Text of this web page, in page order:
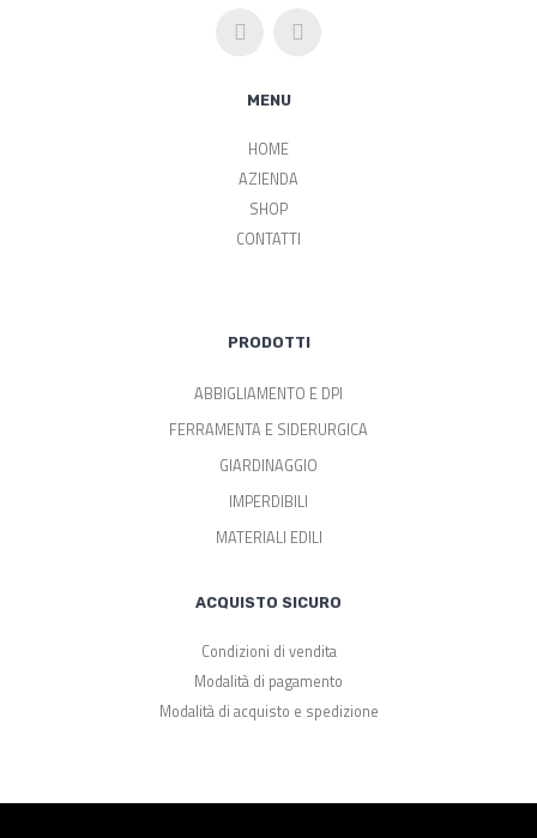
MENU
HOME
AZIENDA
SHOP
CONTATTI
PRODOTTI
ABBIGLIAMENTO E DPI
FERRAMENTA E SIDERURGICA
GIARDINAGGIO
IMPERDIBILI
MATERIALI EDILI
ACQUISTO SICURO
Condizioni di vendita
Modalità di pagamento
Modalità di acquisto e spedizione